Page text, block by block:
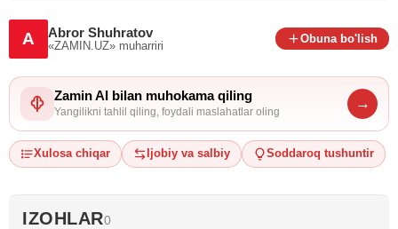
A Abror Shuhratov
«ZAMIN.UZ» muharriri
Obuna bo'lish
Zamin AI bilan muhokama qiling
Yangilikni tahlil qiling, foydali maslahatlar oling
→
Xulosa chiqar Ijobiy va salbiy Soddaroq tushuntir
IZOHLAR0